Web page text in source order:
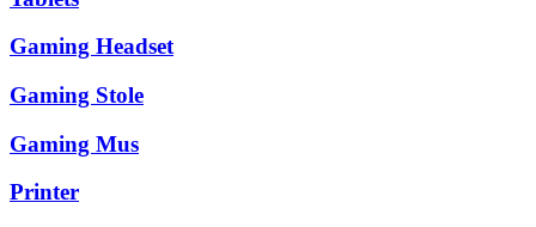
Gaming Headset
Gaming Stole
Gaming Mus
Printer